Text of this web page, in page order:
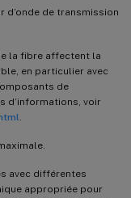
d’onde de transmission
la fibre affectent la
en particulier avec
de
d’informations, voir
.
avec différentes
appropriée pour